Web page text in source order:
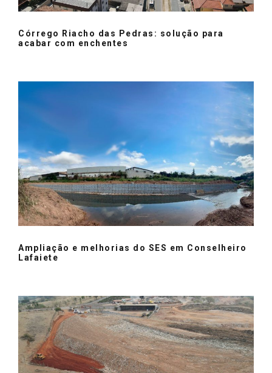
Córrego Riacho das Pedras: solução para
acabar com enchentes
Ampliação e melhorias do SES em Conselheiro
Lafaiete